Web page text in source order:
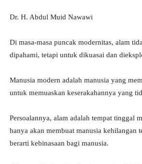
Dr. H. Abdul Muid Nawawi
Di masa-masa puncak modernitas, alam
dipahami, tetapi untuk dikuasai dan
Manusia modern adalah manusia yang
untuk memuaskan keserakahannya yang
Persoalannya, alam adalah tempat tinggal
hanya akan membuat manusia kehilangan
berarti kebinasaan bagi manusia.